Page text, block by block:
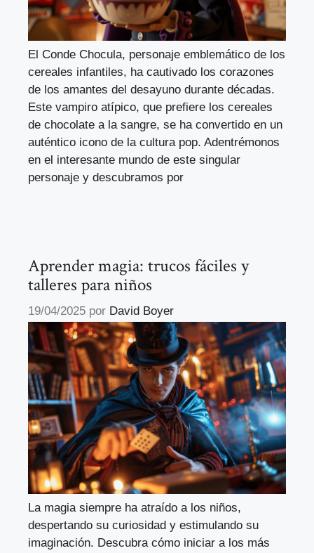
El Conde Chocula, personaje emblemático de los
cereales infantiles, ha cautivado los corazones
de los amantes del desayuno durante décadas.
Este vampiro atípico, que prefiere los cereales
de chocolate a la sangre, se ha convertido en un
auténtico icono de la cultura pop. Adentrémonos
en el interesante mundo de este singular
personaje y descubramos por
Aprender magia: trucos fáciles y
talleres para niños
19/04/2025 por David Boyer
La magia siempre ha atraído a los niños,
despertando su curiosidad y estimulando su
imaginación. Descubra cómo iniciar a los más